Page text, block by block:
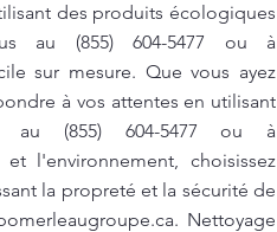
des produits écologiques
au (855) 604-5477 ou à
sur mesure. Que vous ayez
à vos attentes en utilisant
au (855) 604-5477 ou à
l'environnement, choisissez
la propreté et la sécurité de
. Nettoyage